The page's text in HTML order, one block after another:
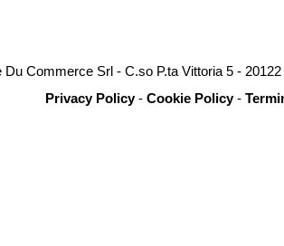
Du Commerce Srl - C.so P.ta Vittoria 5 -
Privacy Policy- Cookie Policy-